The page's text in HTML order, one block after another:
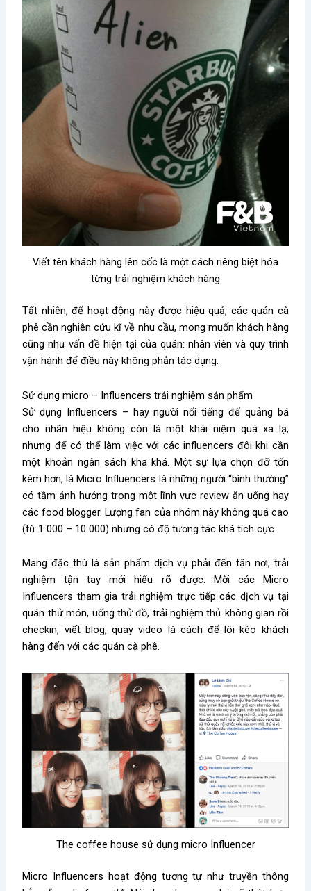
Viết tên khách hàng lên cốc là một cách riêng biệt hóa
từng trải nghiệm khách hàng
Tất nhiên, để hoạt động này được hiệu quả, các quán cà
phê cần nghiên cứu kĩ về nhu cầu, mong muốn khách hàng
cũng như vấn đề hiện tại của quán: nhân viên và quy trình
vận hành để điều này không phản tác dụng.
Sử dụng micro – Influencers trải nghiệm sản phẩm
Sử dụng Influencers – hay người nổi tiếng để quảng bá
cho nhãn hiệu không còn là một khái niệm quá xa lạ,
nhưng để có thể làm việc với các influencers đôi khi cần
một khoản ngân sách kha khá. Một sự lựa chọn đỡ tốn
kém hơn, là Micro Influencers là những người “bình thường”
có tầm ảnh hưởng trong một lĩnh vực review ăn uống hay
các food blogger. Lượng fan của nhóm này không quá cao
(từ 1 000 – 10 000) nhưng có độ tương tác khá tích cực.
Mang đặc thù là sản phẩm dịch vụ phải đến tận nơi, trải
nghiệm tận tay mới hiểu rõ được. Mời các Micro
Influencers tham gia trải nghiệm trực tiếp các dịch vụ tại
quán thử món, uống thử đồ, trải nghiệm thử không gian rồi
checkin, viết blog, quay video là cách để lôi kéo khách
hàng đến với các quán cà phê.
The coffee house sử dụng micro Influencer
Micro Influencers hoạt động tương tự như truyền thông